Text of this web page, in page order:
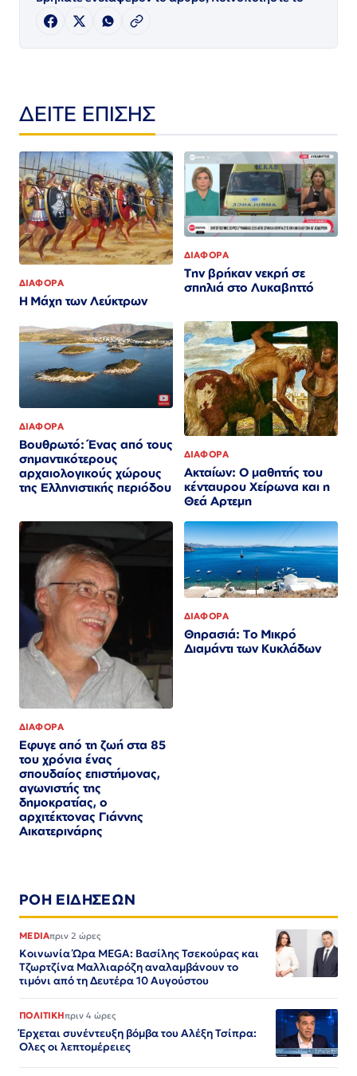
ΔΕΙΤΕ ΕΠΙΣΗΣ
ΔΙΑΦΟΡΑ
Η Μάχη των Λεύκτρων
ΔΙΑΦΟΡΑ
Την βρήκαν νεκρή σε
σπηλιά στο Λυκαβηττό
ΔΙΑΦΟΡΑ
Βουθρωτό: Ένας από τους
σημαντικότερους
αρχαιολογικούς χώρους
της Ελληνιστικής περιόδου
ΔΙΑΦΟΡΑ
Ακταίων: Ο μαθητής του
κένταυρου Χείρωνα και η
Θεά Αρτεμη
ΔΙΑΦΟΡΑ
Εφυγε από τη ζωή στα 85
του χρόνια ένας
σπουδαίος επιστήμονας,
αγωνιστής της
δημοκρατίας, ο
αρχιτέκτονας Γιάννης
Αικατερινάρης
ΔΙΑΦΟΡΑ
Θηρασιά: Το Μικρό
Διαμάντι των Κυκλάδων
ΡΟΗ ΕΙΔΗΣΕΩΝ
MEDIAπριν 2 ώρες
Κοινωνία Ώρα MEGA: Βασίλης Τσεκούρας και
Τζωρτζίνα Μαλλιαρόζη αναλαμβάνουν το
τιμόνι από τη Δευτέρα 10 Αυγούστου
ΠΟΛΙΤΙΚΗπριν 4 ώρες
Έρχεται συνέντευξη βόμβα του Αλέξη Τσίπρα:
Ολες οι λεπτομέρειες